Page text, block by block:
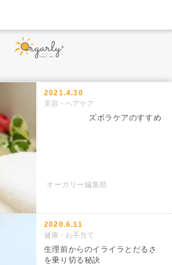
2021.4.30
美容・ヘアケア
オーガリー編集部
ズボラケアのすすめ
2020.6.11
健康・お手当て
生理前からのイライラとだるさ
を乗り切る秘訣